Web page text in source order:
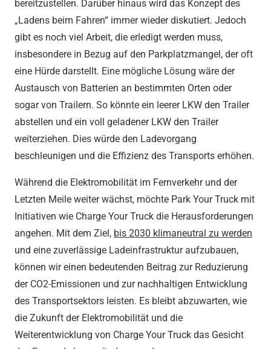
bereitzustellen. Darüber hinaus wird das Konzept des
„Ladens beim Fahren“ immer wieder diskutiert. Jedoch
gibt es noch viel Arbeit, die erledigt werden muss,
insbesondere in Bezug auf den Parkplatzmangel, der oft
eine Hürde darstellt. Eine mögliche Lösung wäre der
Austausch von Batterien an bestimmten Orten oder
sogar von Trailern. So könnte ein leerer LKW den Trailer
abstellen und ein voll geladener LKW den Trailer
weiterziehen. Dies würde den Ladevorgang
beschleunigen und die Effizienz des Transports erhöhen.
Während die Elektromobilität im Fernverkehr und der
Letzten Meile weiter wächst, möchte Park Your Truck mit
Initiativen wie Charge Your Truck die Herausforderungen
angehen. Mit dem Ziel, bis 2030 klimaneutral zu werden
und eine zuverlässige Ladeinfrastruktur aufzubauen,
können wir einen bedeutenden Beitrag zur Reduzierung
der CO2-Emissionen und zur nachhaltigen Entwicklung
des Transportsektors leisten. Es bleibt abzuwarten, wie
die Zukunft der Elektromobilität und die
Weiterentwicklung von Charge Your Truck das Gesicht